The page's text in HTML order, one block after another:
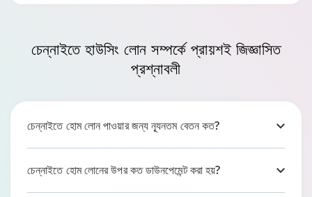
চেন্নাইতেহাউসিং লোন সম্পর্কে প্রায়শই জিজ্ঞাসিত
প্রশ্নাবলী
চেন্নাইতে হোম লোন পাওয়ার জন্য ন্যূনতম বেতন কত?
চেন্নাইতে হোম লোনের উপর কত ডাউনপেমেন্ট করা হয়?